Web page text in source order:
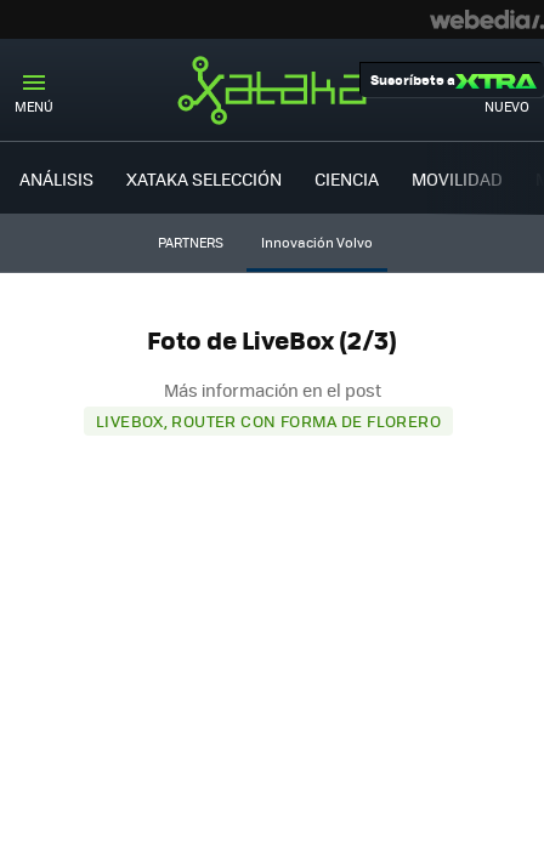
MENÚ NUEVO
Suscríbete a
ANÁLISIS XATAKA SELECCIÓN CIENCIA MOVILIDAD
PARTNERS Innovación Volvo
Foto de LiveBox (2/3)
Más información en el post
LIVEBOX, ROUTER CON FORMA DE FLORERO